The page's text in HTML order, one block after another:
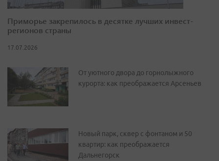
Приморье закрепилось в десятке лучших инвест-
регионов страны
17.07.2026
От уютного двора до горнолыжного
курорта: как преображается Арсеньев
Новый парк, сквер с фонтаном и 50
квартир: как преображается
Дальнегорск